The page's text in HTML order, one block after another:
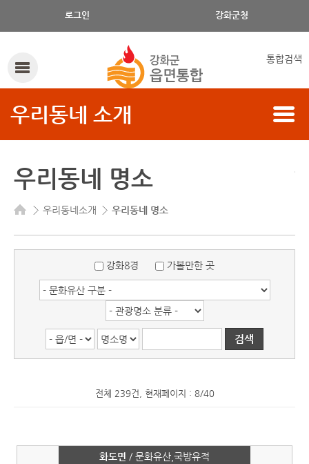
로그인 강화군청
통합검색
우리동네 소개
우리동네 명소
우리동네소개 우리동네 명소
강화8경 가볼만한 곳
전체 239건, 현재페이지 : 8/40
화도면 / 문화유산,국방유적